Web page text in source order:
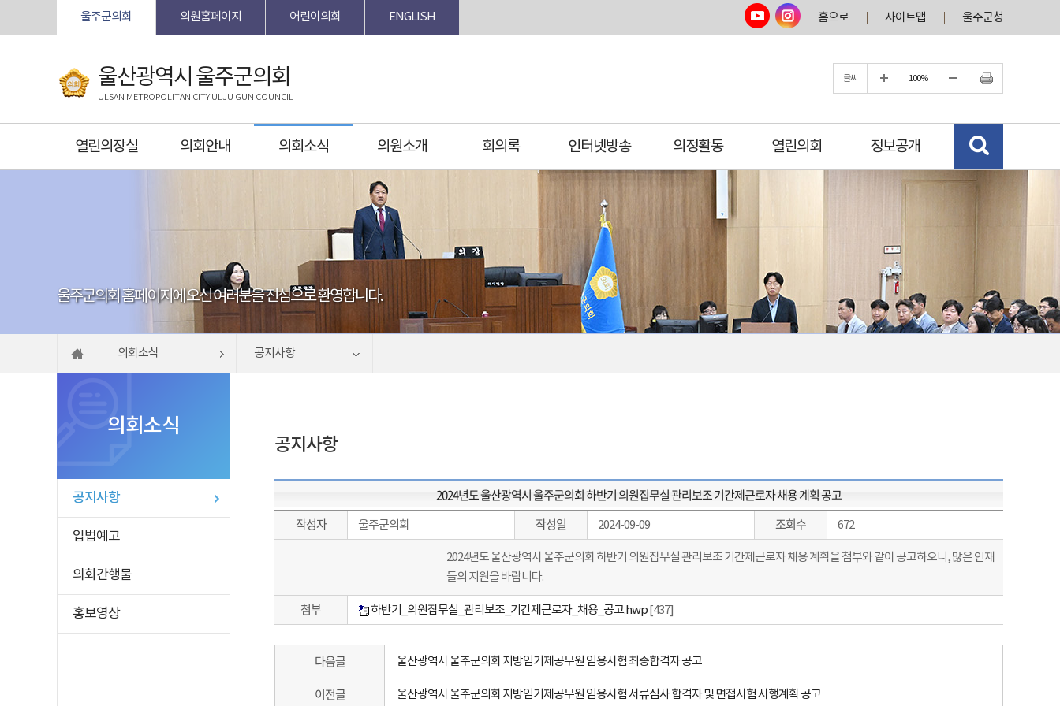
본문바로가기
울주군의회 의원홈페이지 어린이의회 ENGLISH 홈으로 사이트맵 울주군청
울산광역시 울주군의회
ULSAN METROPOLITAN CITY ULJU GUN COUNCIL
글씨 100%
열린의장실 의회안내 의회소식 의원소개 회의록 인터넷방송 의정활동 열린의회 정보공개
울주군의회 홈페이지에 오신 여러분을 진심으로 환영합니다.
의회소식 공지사항
의회소식
공지사항
입법예고
의회간행물
홍보영상
공지사항
2024년도 울산광역시 울주군의회 하반기 의원집무실 관리보조 기간제근로자 채용 계획 공고
작성자
울주군의회 작성일 2024-09-09 조회수 672
2024년도 울산광역시 울주군의회 하반기 의원집무실 관리보조 기간제근로자 채용 계획을 첨부와 같이 공고하오니, 많은 인재
들의 지원을 바랍니다.
첨부 하반기_의원집무실_관리보조_기간제근로자_채용_공고.hwp [437]
다음글 울산광역시 울주군의회 지방임기제공무원 임용시험 최종합격자 공고
이전글 울산광역시 울주군의회 지방임기제공무원 임용시험 서류심사 합격자 및 면접시험 시행계획 공고